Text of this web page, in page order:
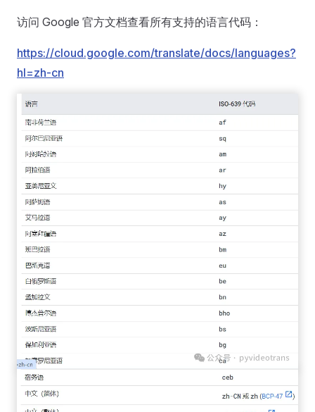
访问 Google 官方文档查看所有支持的语言代码：
https://cloud.google.com/translate/docs/languages?
hl=zh-cn